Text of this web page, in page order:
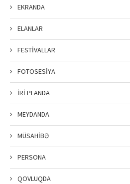
EKRANDA
ELANLAR
FESTİVALLAR
FOTOSESİYA
İRİ PLANDA
MEYDANDA
MÜSAHİBƏ
PERSONA
QOVLUQDA